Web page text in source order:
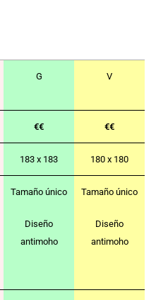
G V
€€ €€
183 x 183 180 x 180
Tamaño único
Diseño
antimoho
Tamaño único
Diseño
antimoho